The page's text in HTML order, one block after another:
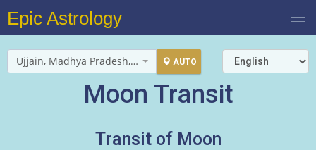
Epic Astrology
Ujjain, Madhya Pradesh, India AUTO
Moon Transit
Transit of Moon